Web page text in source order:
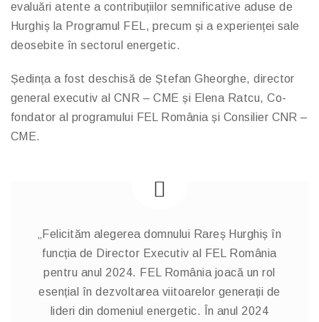
evaluări atente a contribuțiilor semnificative aduse de
Hurghiș la Programul FEL, precum și a experienței sale
deosebite în sectorul energetic.
Ședința a fost deschisă de Ștefan Gheorghe, director
general executiv al CNR – CME și Elena Ratcu, Co-
fondator al programului FEL România și Consilier CNR –
CME.
„Felicităm alegerea domnului Rareș Hurghiș în
funcția de Director Executiv al FEL România
pentru anul 2024. FEL România joacă un rol
esențial în dezvoltarea viitoarelor generații de
lideri din domeniul energetic. În anul 2024